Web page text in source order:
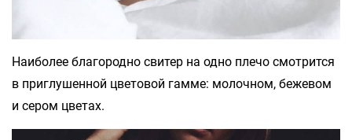
Наиболее благородно свитер на одно плечо смотрится
в приглушенной цветовой гамме: молочном, бежевом
и сером цветах.